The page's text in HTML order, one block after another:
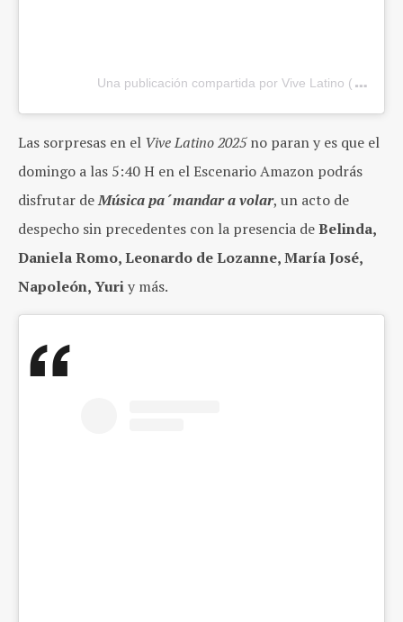
Una publicación compartida por Vive Latino
Las sorpresas en el Vive Latino 2025no paran y es que el
domingo a las 5:40 H en el Escenario Amazon podrás
disfrutar deMúsica pa´mandar a volar, un acto de
despecho sin precedentes con la presencia deBelinda,
Daniela Romo, Leonardo de Lozanne, María José,
Napoleón, Yuriy más.